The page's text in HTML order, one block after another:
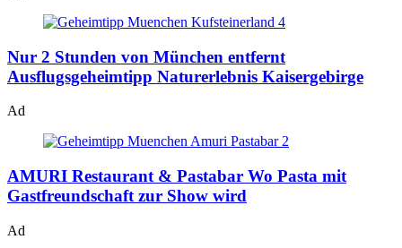
Nur 2 Stunden von München entfernt
Ausflugsgeheimtipp Naturerlebnis Kaisergebirge
Ad
AMURI Restaurant & Pastabar Wo Pasta mit
Gastfreundschaft zur Show wird
Ad